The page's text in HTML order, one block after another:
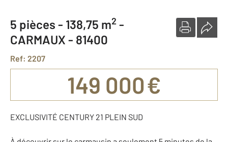
5 pièces - 138,75 m2 -
CARMAUX - 81400
Ref: 2207
149 000 €
EXCLUSIVITÉ CENTURY 21 PLEIN SUD